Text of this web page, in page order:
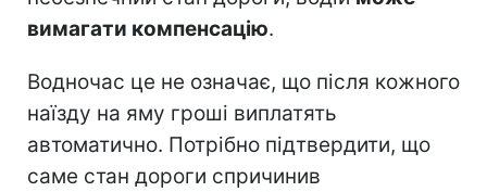
вимагати компенсацію.
Водночас це не означає, що після кожного
наїзду на яму гроші виплатять
автоматично. Потрібно підтвердити, що
саме стан дороги спричинив